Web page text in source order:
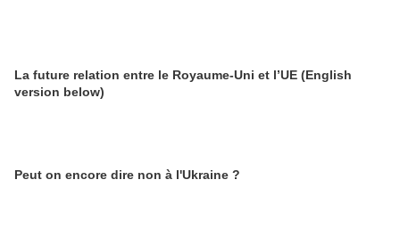
La future relation entre le Royaume-Uni et l’UE (English
version below)
Peut on encore dire non à l'Ukraine ?